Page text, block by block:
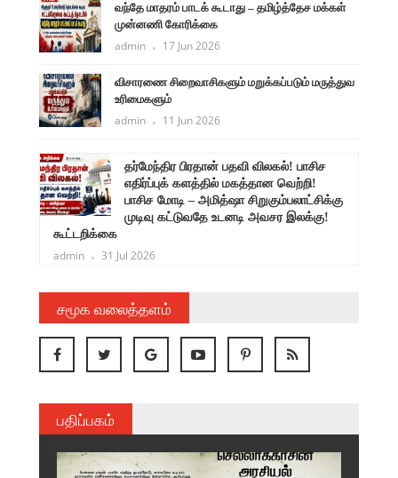
வந்தே மாதரம் பாடக் கூடாது – தமிழ்த்தேச மக்கள்
முன்னணி கோரிக்கை
admin 17 Jun 2026
விசாரணை சிறைவாசிகளும் மறுக்கப்படும் மருத்துவ
உரிமைகளும்
admin 11 Jun 2026
தர்மேந்திர பிரதான் பதவி விலகல்! பாசிச
எதிர்ப்புக் களத்தில் மகத்தான வெற்றி!
பாசிச மோடி – அமித்ஷா சிறுகும்பலாட்சிக்கு
முடிவு கட்டுவதே உடனடி அவசர இலக்கு!
கூட்டறிக்கை
admin 31 Jul 2026
சமூக வலைத்தளம்
பதிப்பகம்